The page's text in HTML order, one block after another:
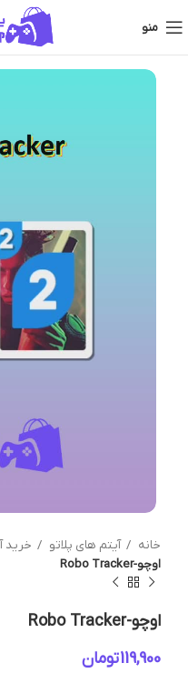
منو
خانه آیتم های پلاتو
خرید
اوچو-Robo Tracker
اوچو-Robo Tracker
تومان